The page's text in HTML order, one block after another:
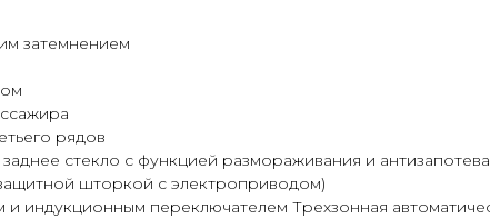
затемнением
рядов
стекло с функцией размораживания и
шторкой с электроприводом)
индукционным переключателем Трехзонная